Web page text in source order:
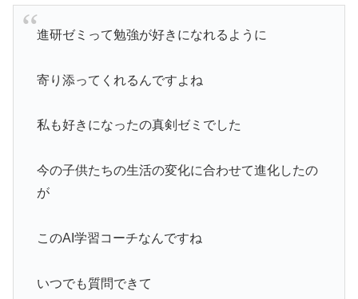
進研ゼミって勉強が好きになれるように
寄り添ってくれるんですよね
私も好きになったの真剣ゼミでした
今の子供たちの生活の変化に合わせて進化したの
が
このAI学習コーチなんですね
いつでも質問できて